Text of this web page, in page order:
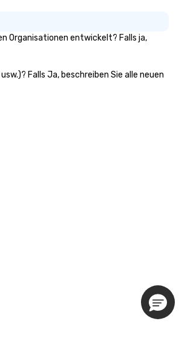
Organisationen entwickelt? Falls ja,
Falls Ja, beschreiben Sie alle neuen